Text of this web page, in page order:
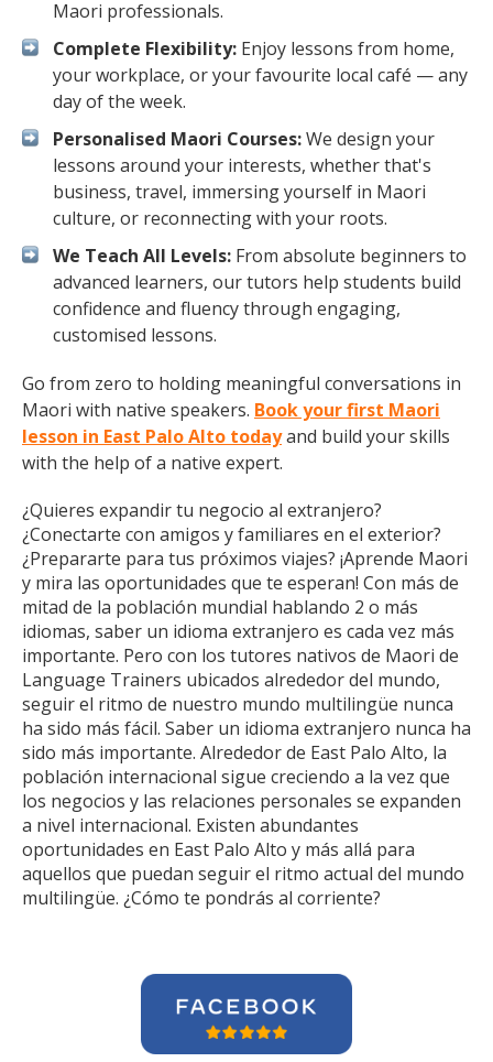
Maori professionals.
Complete Flexibility: Enjoy lessons from home,
your workplace, or your favourite local café — any
day of the week.
Personalised Maori Courses:We design your
lessons around your interests, whether that's
business, travel, immersing yourself in Maori
culture, or reconnecting with your roots.
We Teach All Levels: From absolute beginners to
advanced learners, our tutors help students build
confidence and fluency through engaging,
customised lessons.
Go from zero to holding meaningful conversations in
Maori with native speakers. Book your first Maori
lesson in East Palo Alto todayand build your skills
with the help of a native expert.
¿Quieres expandir tu negocio al extranjero?
¿Conectarte con amigos y familiares en el exterior?
¿Prepararte para tus próximos viajes? ¡Aprende Maori
y mira las oportunidades que te esperan! Con más de
mitad de la población mundial hablando 2 o más
idiomas, saber un idioma extranjero es cada vez más
importante. Pero con los tutores nativos de Maori de
Language Trainers ubicados alrededor del mundo,
seguir el ritmo de nuestro mundo multilingüe nunca
ha sido más fácil. Saber un idioma extranjero nunca ha
sido más importante. Alrededor de East Palo Alto, la
población internacional sigue creciendo a la vez que
los negocios y las relaciones personales se expanden
a nivel internacional. Existen abundantes
oportunidades en East Palo Alto y más allá para
aquellos que puedan seguir el ritmo actual del mundo
multilingüe. ¿Cómo te pondrás al corriente?